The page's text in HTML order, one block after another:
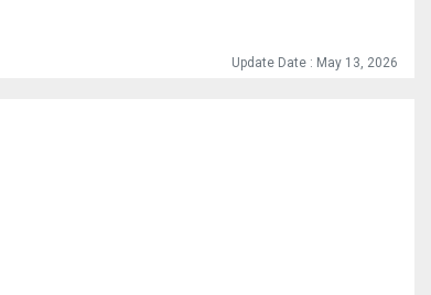
Update Date : May 13, 2026